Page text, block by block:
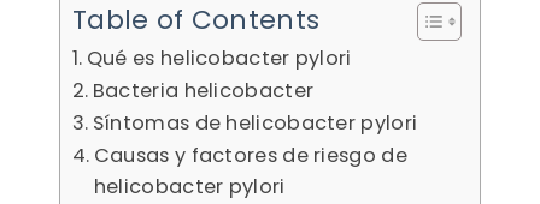
Table of Contents
Qué es helicobacter pylori
Bacteria helicobacter
Síntomas de helicobacter pylori
Causas y factores de riesgo de
helicobacter pylori